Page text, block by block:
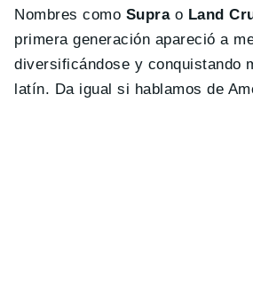
Nombres como Suprao Land
primera generación apareció a
diversificándose y conquistando
latín. Da igual si hablamos de